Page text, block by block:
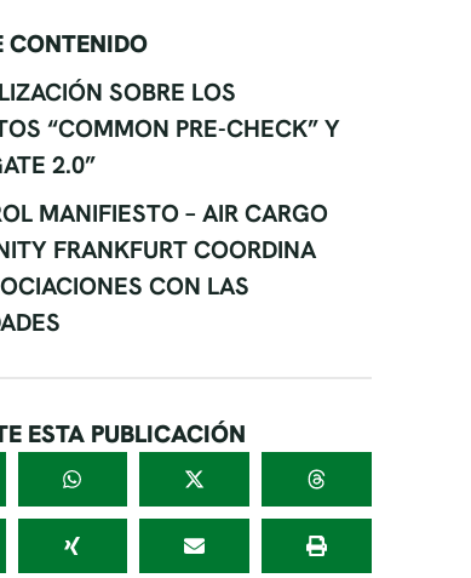
CONTENIDO
SOBRE LOS
“COMMON PRE-CHECK” Y
2.0”
MANIFIESTO – AIR CARGO
FRANKFURT COORDINA
CON LAS
ESTA PUBLICACIÓN